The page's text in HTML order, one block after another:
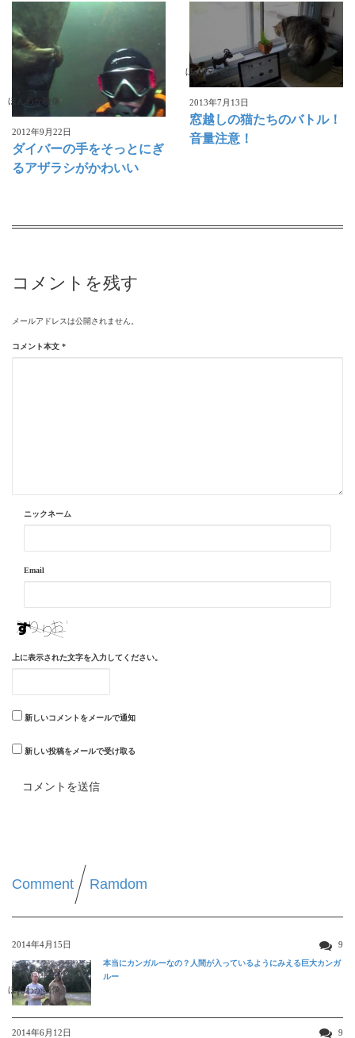
ほんわか映像
2012年9月22日
ダイバーの手をそっとにぎ
るアザラシがかわいい
ほんわか映像
2013年7月13日
窓越しの猫たちのバトル！
音量注意！
コメントを残す
メールアドレスは公開されません。
コメント本文 *
ニックネーム
Email
上に表示された文字を入力してください。
新しいコメントをメールで通知
新しい投稿をメールで受け取る
Comment Ramdom
2014年4月15日 9
ほんわか映像
本当にカンガルーなの？人間が入っているようにみえる巨大カンガ
ルー
2014年6月12日 9